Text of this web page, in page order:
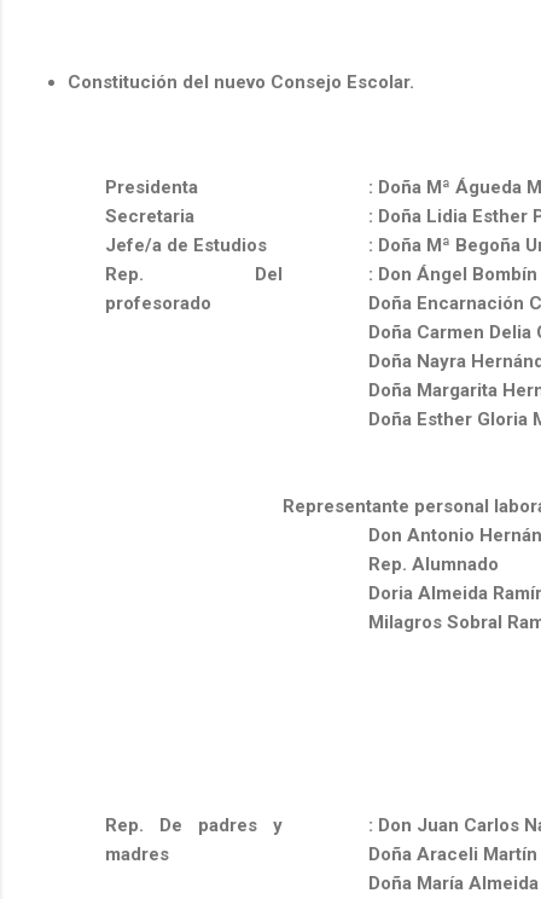
Constitución del nuevo Consejo Escolar.
Presidenta
: Doña Mª Águeda
Secretaria
: Doña Lidia Esther
Jefe/a de Estudios
: Doña Mª Begoña
Rep. Del
profesorado
: Don Ángel
Doña Encarnación
Doña Carmen
Doña Nayra
Doña Margarita
Doña Esther Gloria
Representante personal
Don Antonio
Rep. Alumnado
Doria Almeida
Milagros Sobral
Rep. De padres y
madres
: Don Juan Carlos
Doña Araceli
Doña María